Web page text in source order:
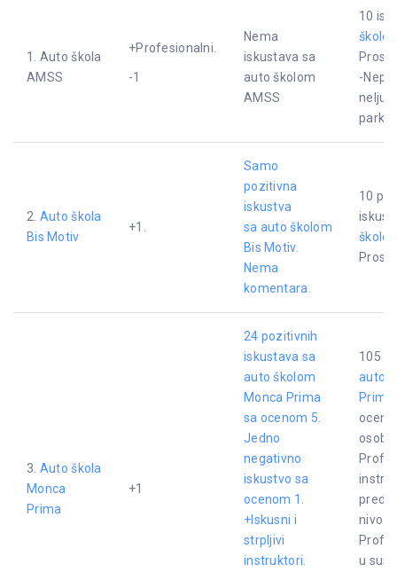
1. Auto škola
AMSS
+Profesionalni.
-1
Nema
iskustava sa
auto školom
AMSS
10
-
park
2. Auto škola
Bis Motiv
+1.
Samo
pozitivna
iskustva
sa auto školom
Bis Motiv.
Nema
komentara.
10
3. Auto škola
Monca
Prima
+1
24 pozitivnih
iskustava sa
auto školom
Monca Prima
sa ocenom 5.
Jedno
negativno
iskustvo sa
ocenom 1.
+Iskusni i
strpljivi
instruktori.
105
auto
Prima
nivo
u